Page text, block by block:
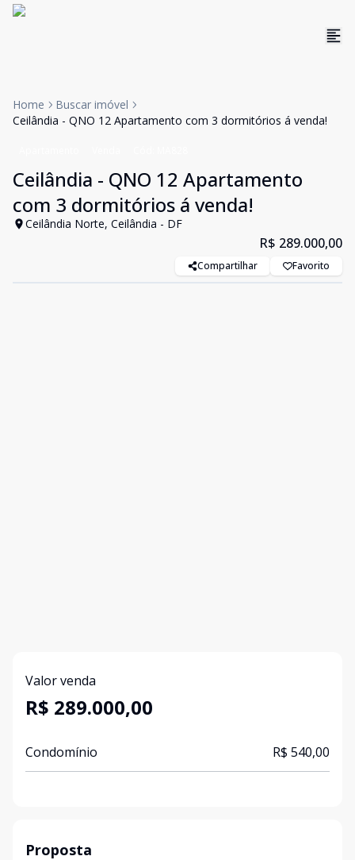
Home
Buscar imóvel
Ceilândia - QNO 12 Apartamento com 3 dormitórios á venda!
Ceilândia - QNO 12 Apartamento
com 3 dormitórios á venda!
Ceilândia Norte, Ceilândia - DF
R$ 289.000,00
Compartilhar Favorito
Valor venda
R$ 289.000,00
Condomínio R$ 540,00
Proposta